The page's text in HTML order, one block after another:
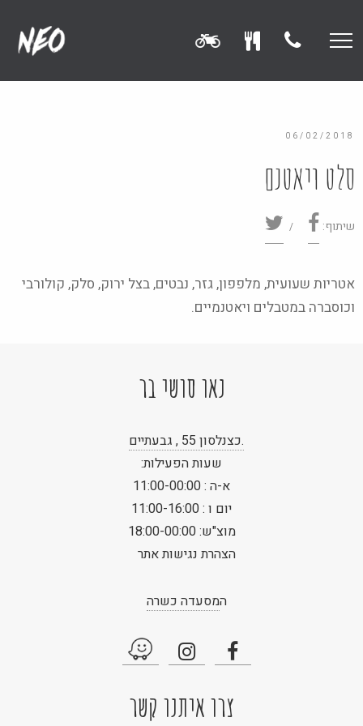
06/02/2018
סלט ויאטנם
שיתוף:
אטריות שעועית, מלפפון, גזר, נבטים, בצל ירוק, סלק, קולורבי
וכוסברה במטבלים ויאטנמיים.
נאו סושי בר
.כצנלסון 55 , גבעתיים
שעות הפעילות:
א-ה : 11:00-00:00
יום ו : 11:00-16:00
מוצ"ש: 18:00-00:00
הצהרת נגישות אתר
המסעדה כשרה
צרו איתנו קשר